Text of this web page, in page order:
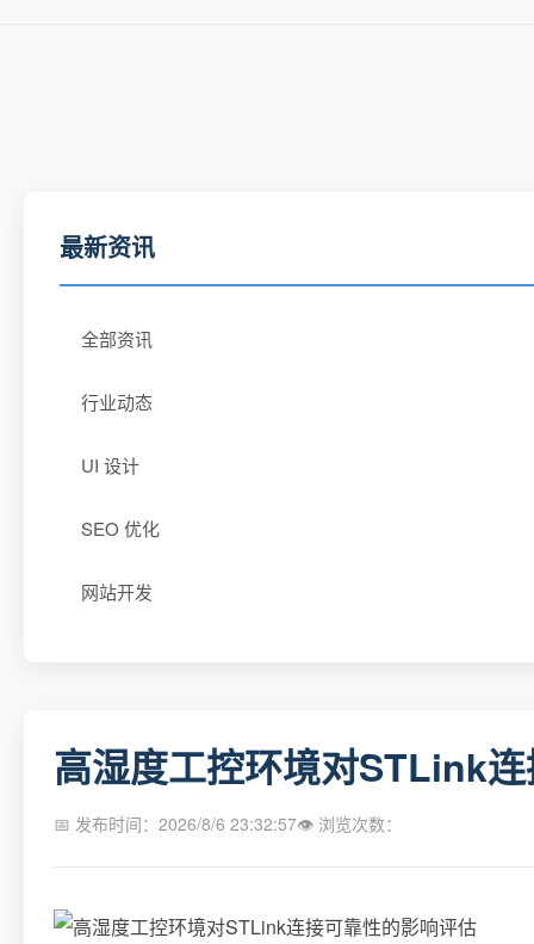
最新资讯
全部资讯
行业动态
UI 设计
SEO 优化
网站开发
高湿度工控环境对STLink
📅 发布时间：2026/8/6 23:32:57👁 浏览次数：